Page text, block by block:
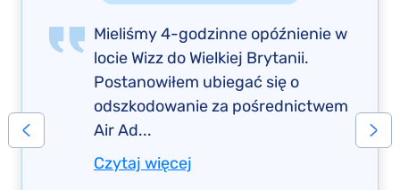
Mieliśmy 4-godzinne opóźnienie w
locie Wizz do Wielkiej Brytanii.
Postanowiłem ubiegać się o
odszkodowanie za pośrednictwem
Air Ad...
Czytaj więcej